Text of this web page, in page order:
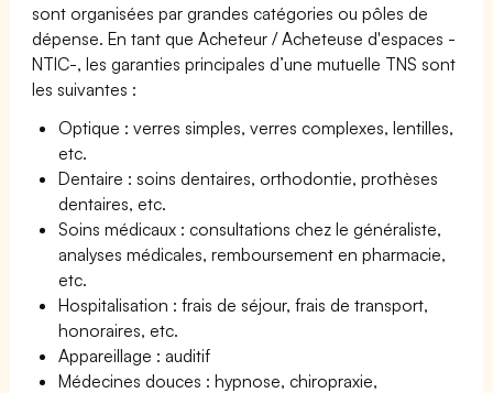
sont organisées par grandes catégories ou pôles de
dépense. En tant que Acheteur / Acheteuse d'espaces -
NTIC-, les garanties principales d’une mutuelle TNS sont
les suivantes :
Optique : verres simples, verres complexes, lentilles,
etc.
Dentaire : soins dentaires, orthodontie, prothèses
dentaires, etc.
Soins médicaux : consultations chez le généraliste,
analyses médicales, remboursement en pharmacie,
etc.
Hospitalisation : frais de séjour, frais de transport,
honoraires, etc.
Appareillage : auditif
Médecines douces : hypnose, chiropraxie,